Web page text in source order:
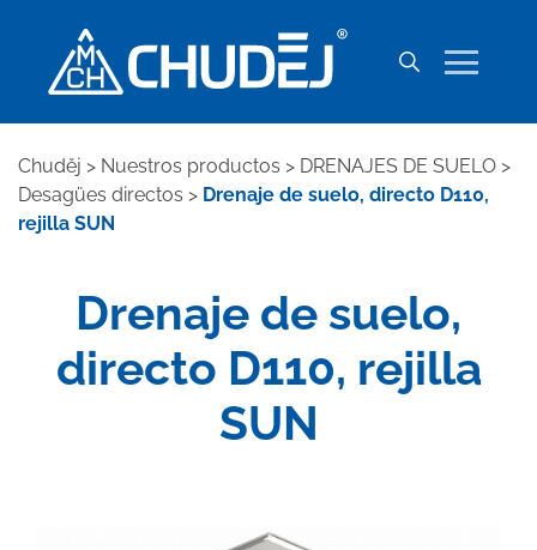
Chuděj > Nuestros productos > DRENAJES DE SUELO >
Desagües directos > Drenaje de suelo, directo D110,
rejilla SUN
Drenaje de suelo,
directo D110, rejilla
SUN